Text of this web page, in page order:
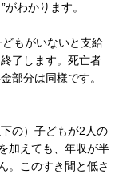
わかります。
もがいないと支給
了します。死亡者
部分は同様です。
の）子どもが2人の
加えても、年収が半
。このすき間と低さ